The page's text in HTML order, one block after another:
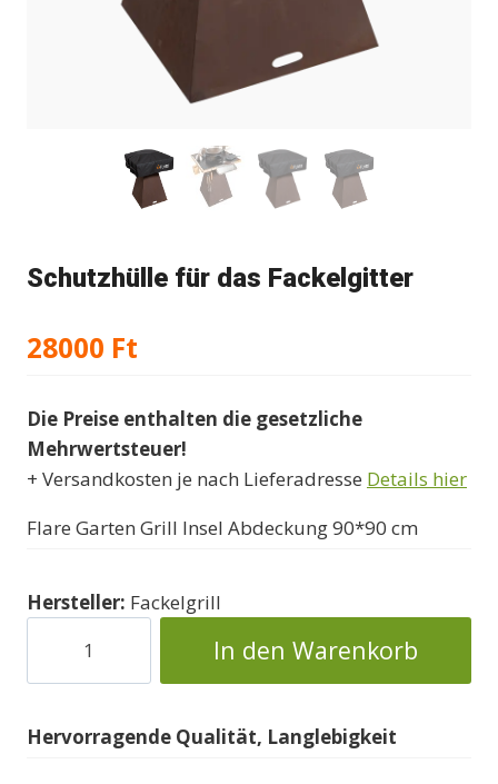
Schutzhülle für das Fackelgitter
28000 Ft
Die Preise enthalten die gesetzliche
Mehrwertsteuer!
+ Versandkosten je nach Lieferadresse Details hier
Flare Garten Grill Insel Abdeckung 90*90 cm
Hersteller: Fackelgrill
das
Menge
In den Warenkorb
Hervorragende Qualität, Langlebigkeit